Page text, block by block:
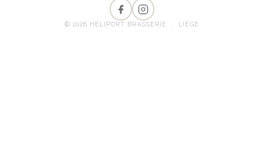
© 2026 HÉLIPORT BRASSERIE · LIÈGE